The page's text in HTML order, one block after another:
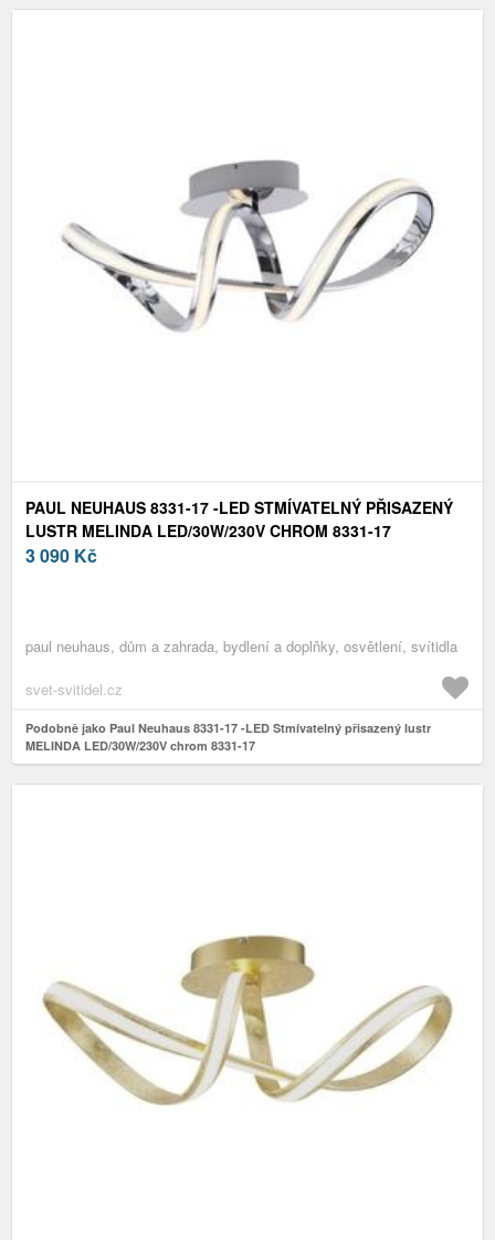
PAUL NEUHAUS 8331-17 -LED STMÍVATELNÝ PŘISAZENÝ
LUSTR MELINDA LED/30W/230V CHROM 8331-17
3 090 Kč
paul neuhaus, dům a zahrada, bydlení a doplňky, osvětlení, svítidla
svet-svitidel.cz
Podobně jako Paul Neuhaus 8331-17 -LED Stmívatelný přisazený lustr
MELINDA LED/30W/230V chrom 8331-17